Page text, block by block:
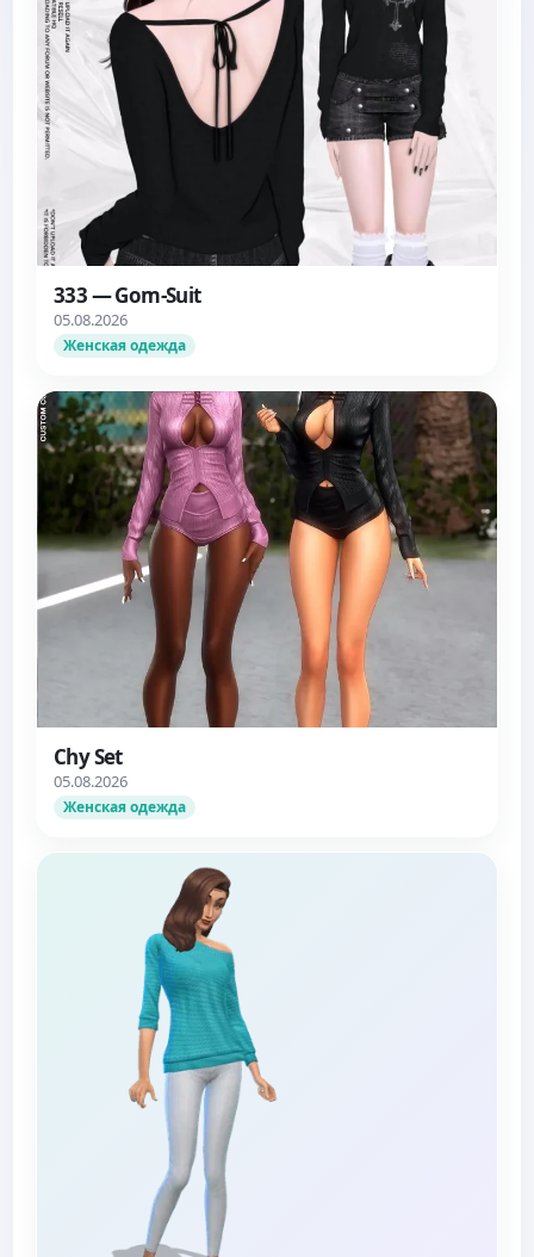
333 — Gom-Suit
05.08.2026
Женская одежда
Chy Set
05.08.2026
Женская одежда